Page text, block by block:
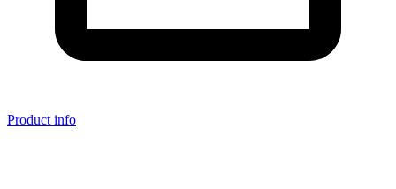
Product info